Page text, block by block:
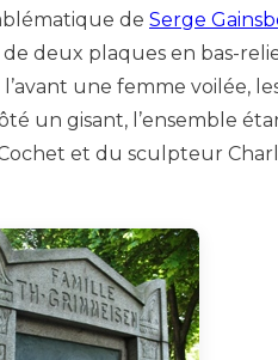
de Serge
deux plaques en bas-
une femme voilée,
un gisant, l’ensemble
et du sculpteur